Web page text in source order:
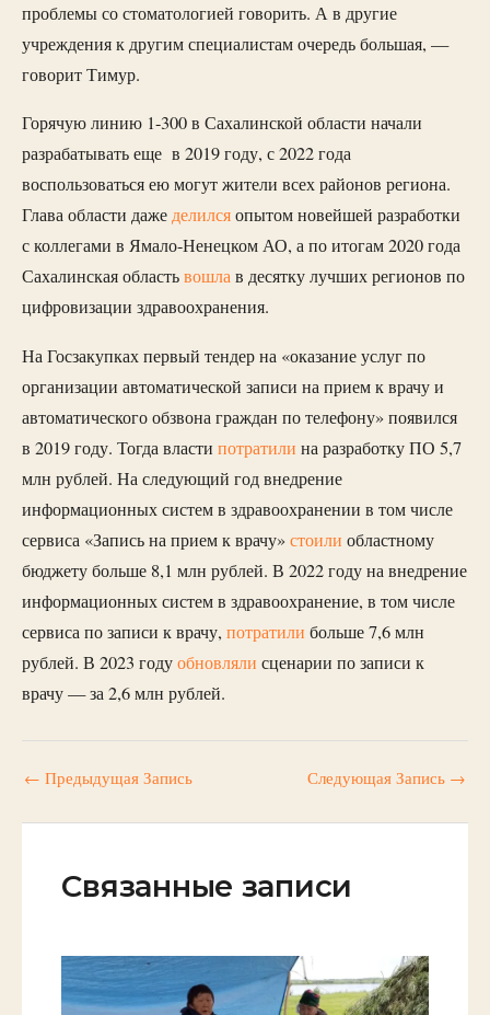
проблемы со стоматологией говорить. А в другие
учреждения к другим специалистам очередь большая, —
говорит Тимур.
Горячую линию 1-300 в Сахалинской области начали
разрабатывать еще в 2019 году, с 2022 года
воспользоваться ею могут жители всех районов региона.
Глава области дажеделилсяопытом новейшей разработки
с коллегами в Ямало-Ненецком АО, а по итогам 2020 года
Сахалинская областьвошлав десятку лучших регионов по
цифровизации здравоохранения.
На Госзакупках первый тендер на «оказание услуг по
организации автоматической записи на прием к врачу и
автоматического обзвона граждан по телефону» появился
в 2019 году. Тогда власти потратили на разработку ПО 5,7
млн рублей. На следующий год внедрение
информационных систем в здравоохранении в том числе
сервиса «Запись на прием к врачу» стоили областному
бюджету больше 8,1 млн рублей. В 2022 году на внедрение
информационных систем в здравоохранение, в том числе
сервиса по записи к врачу, потратили больше 7,6 млн
рублей. В 2023 годуобновляли сценарии по записи к
врачу — за 2,6 млн рублей.
← Предыдущая Запись Следующая Запись →
Связанные записи